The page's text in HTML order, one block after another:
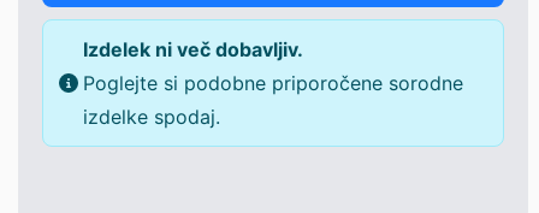
Izdelek ni več dobavljiv.
Poglejte si podobne priporočene sorodne
izdelke spodaj.